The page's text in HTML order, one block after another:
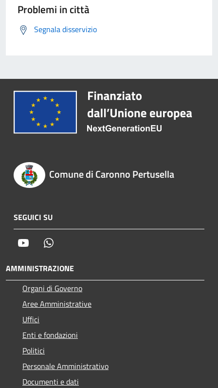
Problemi in città
Segnala disservizio
Comune di Caronno Pertusella
SEGUICI SU
Youtube
AMMINISTRAZIONE
Organi di Governo
Aree Amministrative
Uffici
Enti e fondazioni
Politici
Personale Amministrativo
Documenti e dati